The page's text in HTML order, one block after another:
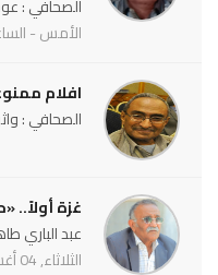
الصحافي :
الأمس - الساعة
افلام
الصحافي :
غزة أولاً..
عبد الباري
الثلاثاء, 04 أغسطس 2026 - 12:40 ص